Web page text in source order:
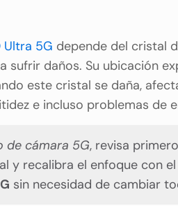
Ultra 5G depende del cristal
daños. Su ubicación
este cristal se daña,
e incluso problemas de
de cámara 5G, revisa
y recalibra el enfoque con
sin necesidad de cambiar